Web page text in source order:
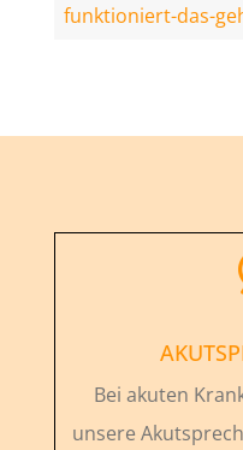
funktioniert-das-
Bei akuten
unsere